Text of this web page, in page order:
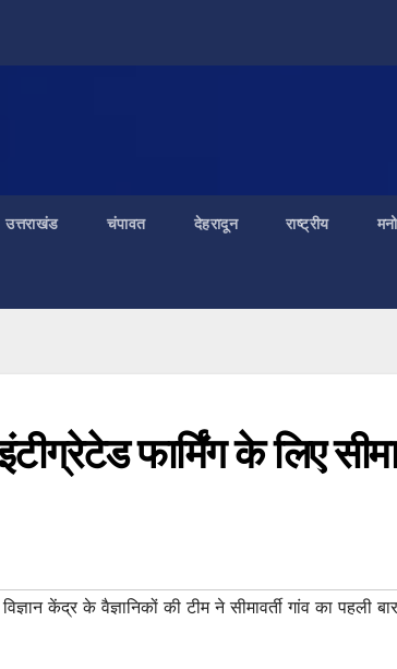
उत्तराखंड चंपावत देहरादून राष्ट्रीय
फार्मिंग के लिए
केंद्र के वैज्ञानिकों की टीम ने सीमावर्ती गांव का पहली